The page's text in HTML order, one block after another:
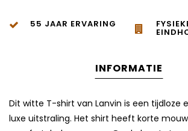
55 JAAR ERVARING
INFORMATIE
Dit witte T-shirt van Lanvin is een tijdloze
luxe uitstraling. Het shirt heeft korte